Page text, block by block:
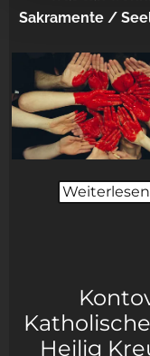
Sakramente /
Weiterlesen
Heilig